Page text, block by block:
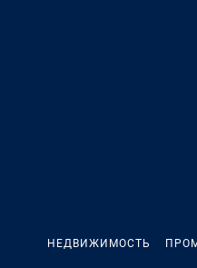
НЕДВИЖИМОСТЬ